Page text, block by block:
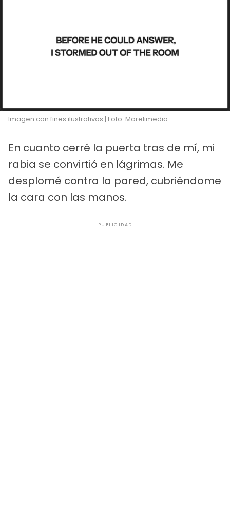
Imagen con fines ilustrativos | Foto: Morelimedia
En cuanto cerré la puerta tras de mí, mi
rabia se convirtió en lágrimas. Me
desplomé contra la pared, cubriéndome
la cara con las manos.
PUBLICIDAD